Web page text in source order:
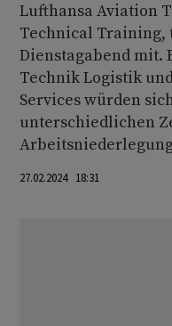
Lufthansa Aviation
Technical Training,
Dienstagabend mit.
Technik Logistik
Services würden
unterschiedlichen
27.02.2024 18:31